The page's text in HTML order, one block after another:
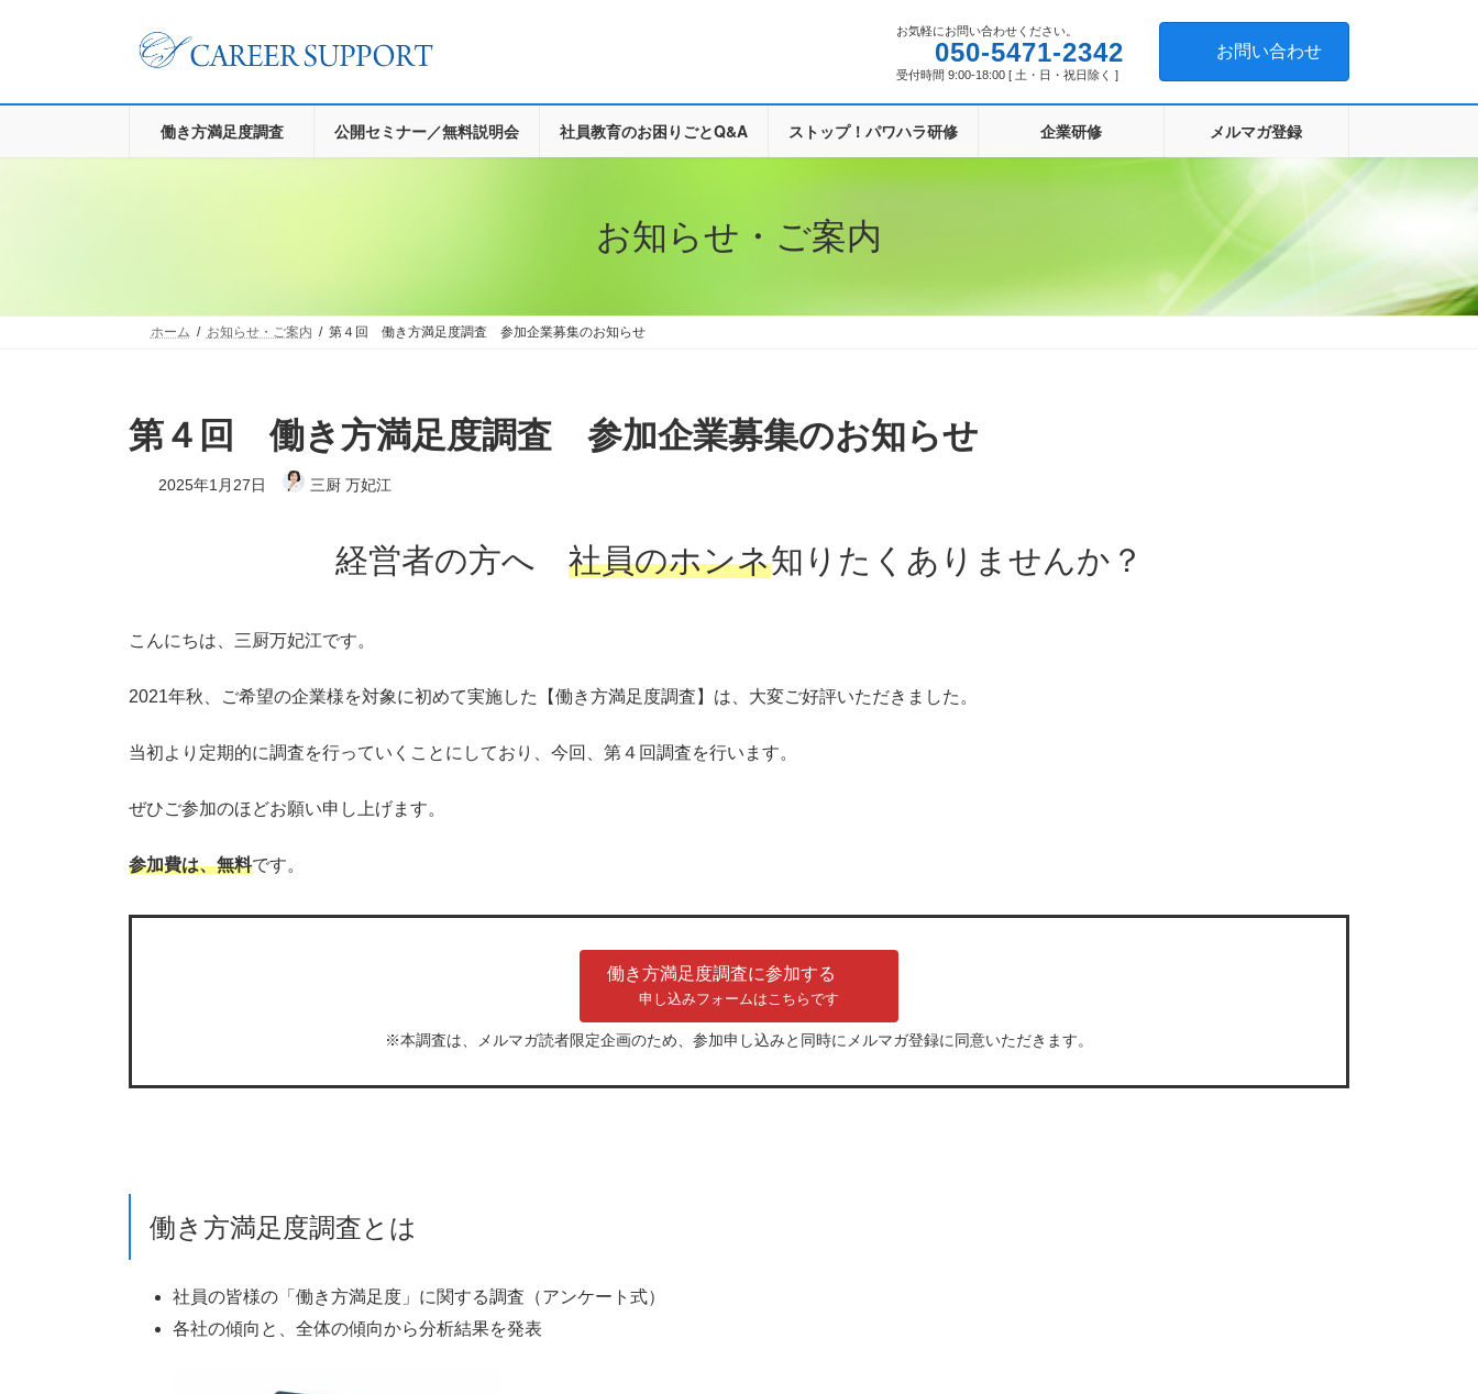
ツ
シ
お気軽にお問い合わせください。
050-5471-2342
受付時間 9:00-18:00 [ 土・日・祝日除く ]
お問い合わせ
働き方満足度調査 公開セミナー／無料説明会 社員教育のお困りごとQ&A ストップ！パワハラ研修 企業研修 メルマガ登録
お知らせ・ご案内
ホーム お知らせ・ご案内 第４回 働き方満足度調査 参加企業募集のお知らせ
第４回 働き方満足度調査 参加企業募集のお知らせ
2025年1月27日 三厨 万妃江
経営者の方へ 社員のホンネ知りたくありませんか？
こんにちは、三厨万妃江です。
2021年秋、ご希望の企業様を対象に初めて実施した【働き方満足度調査】は、大変ご好評いただきました。
当初より定期的に調査を行っていくことにしており、今回、第４回調査を行います。
ぜひご参加のほどお願い申し上げます。
参加費は、無料です。
働き方満足度調査に参加する
申し込みフォームはこちらです
※本調査は、メルマガ読者限定企画のため、参加申し込みと同時にメルマガ登録に同意いただきます。
働き方満足度調査とは
社員の皆様の「働き方満足度」に関する調査（アンケート式）
各社の傾向と、全体の傾向から分析結果を発表